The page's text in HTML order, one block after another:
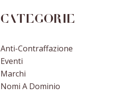
Categorie
Anti-Contraffazione
Eventi
Marchi
Nomi A Dominio